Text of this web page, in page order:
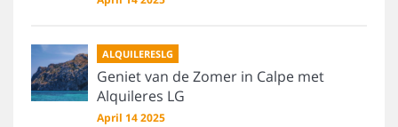
ALQUILERESLG
Geniet van de Zomer in Calpe met
Alquileres LG
April 14 2025